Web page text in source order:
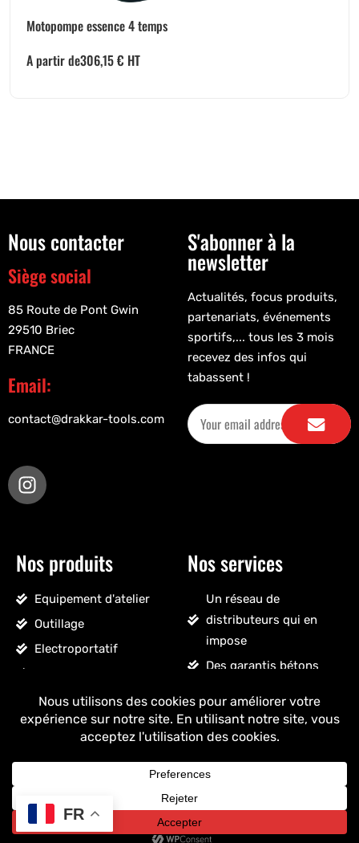
Motopompe essence 4 temps
A partir de306,15€ HT
Nous contacter
Siège social
85 Route de Pont Gwin
29510 Briec
FRANCE
Email:
contact@drakkar-tools.com
S'abonner à la
newsletter
Actualités, focus produits,
partenariats, événements
sportifs,... tous les 3 mois
recevez des infos qui
tabassent !
Nos produits
Equipement d'atelier
Outillage
Electroportatif
Accessoires véhicules
Nettoyage, droguerie
Voir tous les produits
Nos services
Un réseau de
distributeurs qui en
impose
Des garantis bétons
Un stock massif
Un ancrage français
+ de 25 ans
FR